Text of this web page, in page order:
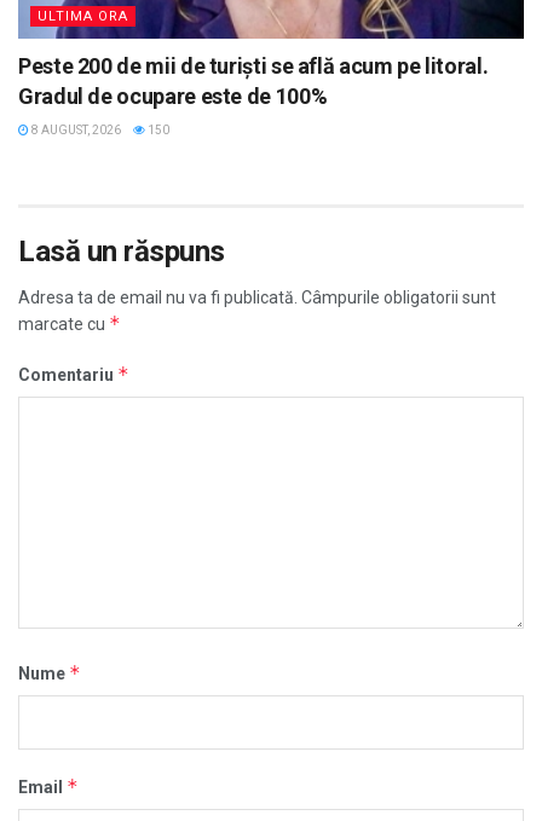
ULTIMA ORA
Peste 200 de mii de turiști se află acum pe litoral.
Gradul de ocupare este de 100%
8 AUGUST, 2026 150
Lasă un răspuns
Adresa ta de email nu va fi publicată. Câmpurile obligatorii sunt
marcate cu *
Comentariu *
Nume *
Email *